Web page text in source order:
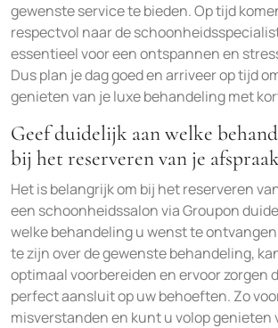
gewenste service te bieden. Op tijd
respectvol naar de
essentieel voor een ontspannen en
Dus plan je dag goed en arriveer op tijd
genieten van je luxe behandeling met
Geef duidelijk aan welke
bij het reserveren van je
Het is belangrijk om bij het reserveren
een schoonheidssalon via Groupon
welke behandeling u wenst te
te zijn over de gewenste behandeling,
optimaal voorbereiden en ervoor zorgen
perfect aansluit op uw behoeften. Zo
misverstanden en kunt u volop genieten